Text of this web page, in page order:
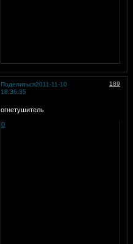
Поделиться 189
2011-11-10
18:36:35
огнетушитель
0